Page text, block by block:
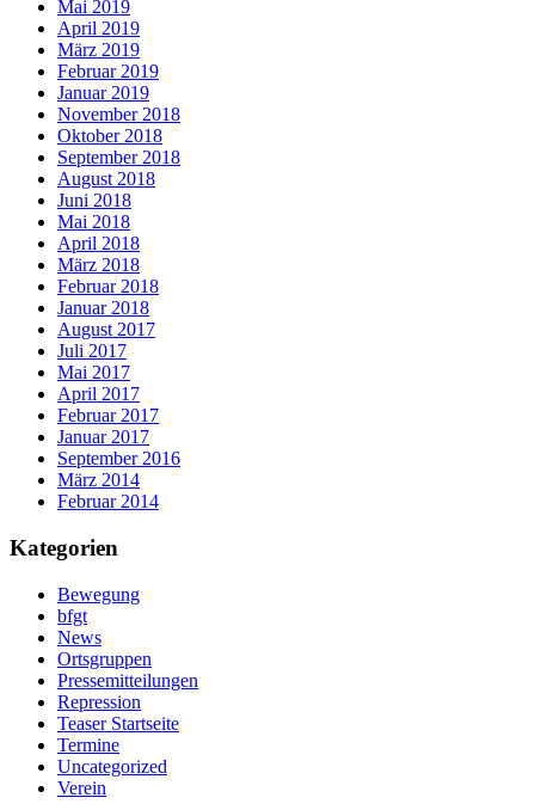
Mai 2019
April 2019
März 2019
Februar 2019
Januar 2019
November 2018
Oktober 2018
September 2018
August 2018
Juni 2018
Mai 2018
April 2018
März 2018
Februar 2018
Januar 2018
August 2017
Juli 2017
Mai 2017
April 2017
Februar 2017
Januar 2017
September 2016
März 2014
Februar 2014
Kategorien
Bewegung
bfgt
News
Ortsgruppen
Pressemitteilungen
Repression
Teaser Startseite
Termine
Uncategorized
Verein